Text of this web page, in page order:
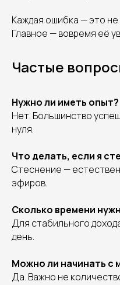
Каждая ошибка — это не
Главное — вовремя её
Частые
Нужно ли иметь опыт?
Нет. Большинство
нуля.
Что делать, если я
Стеснение —
эфиров.
Сколько времени
Для стабильного
день.
Можно ли начинать с
Да. Важно не